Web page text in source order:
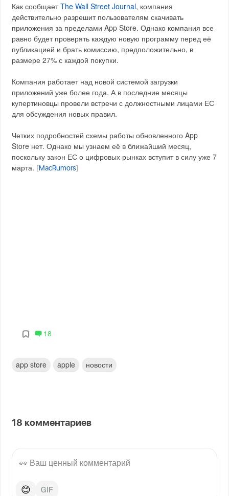
Как сообщаетThe Wall Street Journal, компания
действительно разрешит пользователям скачивать
приложения за пределами App Store. Однако компания все
равно будет проверять каждую новую программу перед её
публикацией и брать комиссию, предположительно, в
размере 27% с каждой покупки.
Компания работает над новой системой загрузки
приложений уже более года. А в последние месяцы
купертиновцы провели встречи с должностными лицами ЕС
для обсуждения новых правил.
Четких подробностей схемы работы обновленного App
Store нет. Однако мы узнаем её в ближайший месяц,
поскольку закон ЕС о цифровых рынках вступит в силу уже 7
марта.
MacRumors
18
app store apple новости
18 комментариев
😊